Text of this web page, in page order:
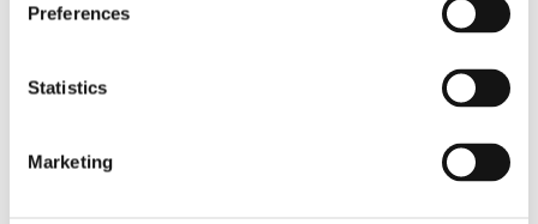
Preferences
Statistics
Marketing